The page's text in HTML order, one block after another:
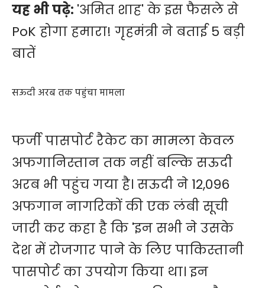
यह भी पढ़े: 'अमित शाह' के इस फैसले से
PoK होगा हमारा! गृहमंत्री ने बताई 5 बड़ी
बातें
सऊदी अरब तक पहुंचा मामला
फर्जी पासपोर्ट रैकेट का मामला केवल
अफगानिस्तान तक नहीं बल्कि सऊदी
अरब भी पहुंच गया है। सऊदी ने 12,096
अफगान नागरिकों की एक लंबी सूची
जारी कर कहा है कि 'इन सभी ने उसके
देश में रोजगार पाने के लिए पाकिस्तानी
पासपोर्ट का उपयोग किया था। इन